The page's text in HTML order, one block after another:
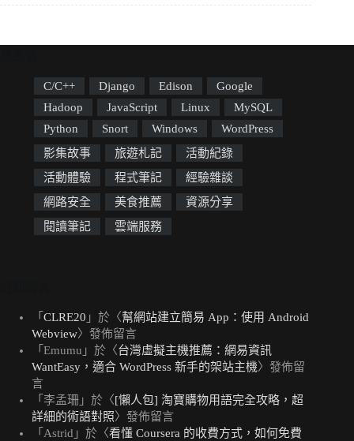
C/C++ Django Edison
Google
Hadoop
JavaScript Linux
MySQL
Python
Snort Windows
WordPress
影集故事
旅遊札記
活動紀錄
活動體驗
程式筆記
經驗雜談
網路安全
美食推薦
資源分享
閱讀筆記
雲端服務
「 CLRE20 」於〈幫網站建立簡易 App：使用 Android
Webview〉發佈留言
「 Emumu 」於〈台灣虛擬主機推薦：網易資訊
WantEasy，適合 WordPress 新手的架站主機〉發佈留
言
「 李孟珊 」於〈[懶人包] 淘寶購物用語完全攻略，超
詳細的術語對照〉發佈留言
「 Astrid 」於〈看懂 Coursera 的收費方式，如何免費